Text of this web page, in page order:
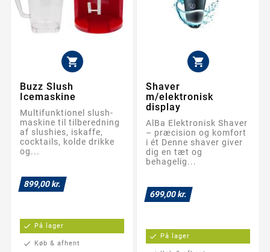

Buzz Slush
Icemaskine
Multifunktionel slush-
maskine til tilberedning
af slushies, iskaffe,
cocktails, kolde drikke
og...
899,00 kr.
check På lager
check Køb & afhent

Shaver
m/elektronisk
display
AlBa Elektronisk Shaver
– præcision og komfort
i ét Denne shaver giver
dig en tæt og
behagelig...
699,00 kr.
check På lager